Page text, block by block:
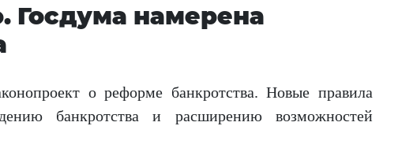
Госдума намерена
о реформе банкротства. Новые правила
банкротства и расширению возможностей